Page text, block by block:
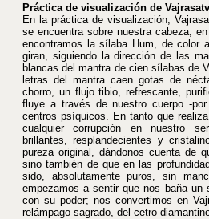
Práctica de visualización de
En la práctica de visualización,
se encuentra sobre nuestra cabeza,
encontramos la sílaba Hum, de color
giran, siguiendo la dirección de las
blancas del mantra de cien sílabas de
letras del mantra caen gotas de
chorro, un flujo tibio, refrescante,
fluye a través de nuestro cuerpo -
centros psíquicos. En tanto que
cualquier corrupción en nuestro
brillantes, resplandecientes y
pureza original, dándonos cuenta de
sino también de que en las
sido, absolutamente puros, sin
empezamos a sentir que nos baña un
con su poder; nos convertimos en
relámpago sagrado, del cetro